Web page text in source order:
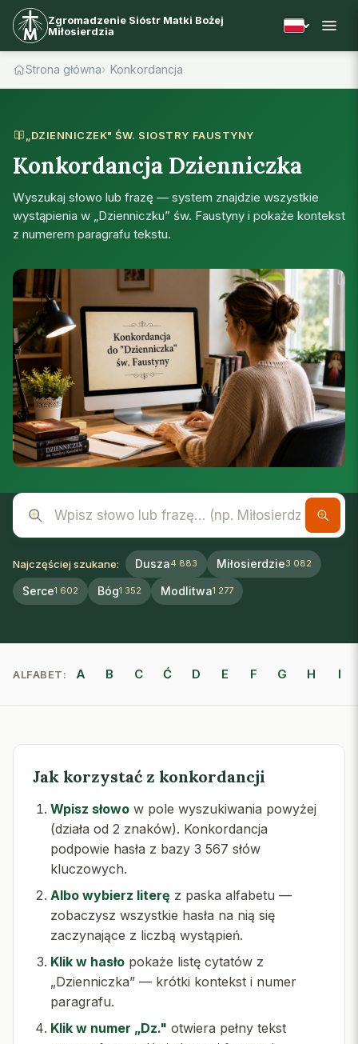
Zgromadzenie Sióstr Matki Bożej
Miłosierdzia
Strona główna Konkordancja
„DZIENNICZEK" ŚW. SIOSTRY FAUSTYNY
Konkordancja Dzienniczka
Wyszukaj słowo lub frazę — system znajdzie wszystkie
wystąpienia w „Dzienniczku” św. Faustyny i pokaże kontekst
z numerem paragrafu tekstu.
Wpisz słowo lub frazę
Najczęściej szukane: Dusza4 883 Miłosierdzie3 082
Serce1 602 Bóg1 352 Modlitwa1 277
ALFABET: A B C Ć D E F G H I
Jak korzystać z konkordancji
Wpisz słowo w pole wyszukiwania powyżej
(działa od 2 znaków). Konkordancja
podpowie hasła z bazy 3 567 słów
kluczowych.
Albo wybierz literę z paska alfabetu —
zobaczysz wszystkie hasła na nią się
zaczynające z liczbą wystąpień.
Klik w hasło pokaże listę cytatów z
„Dzienniczka” — krótki kontekst i numer
paragrafu.
Klik w numer „Dz." otwiera pełny tekst